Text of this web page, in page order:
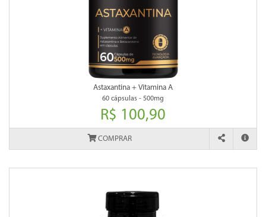
Astaxantina + Vitamina A
60 cápsulas - 500mg
R$ 100,90
COMPRAR